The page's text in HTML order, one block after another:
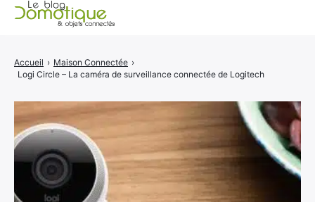
Accueil › Maison Connectée ›
Logi Circle – La caméra de surveillance connectée de Logitech
Catégories
A propos
CONTACT